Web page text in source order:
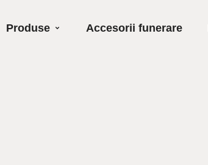
Produse Accesorii funerare